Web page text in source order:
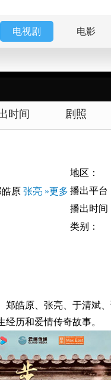
电视剧 电影
时间 剧照
地区：
皓原 张亮 »更多 播出平台
播出时间
类别：
皓原、张亮、于清斌
历和爱情传奇故事。